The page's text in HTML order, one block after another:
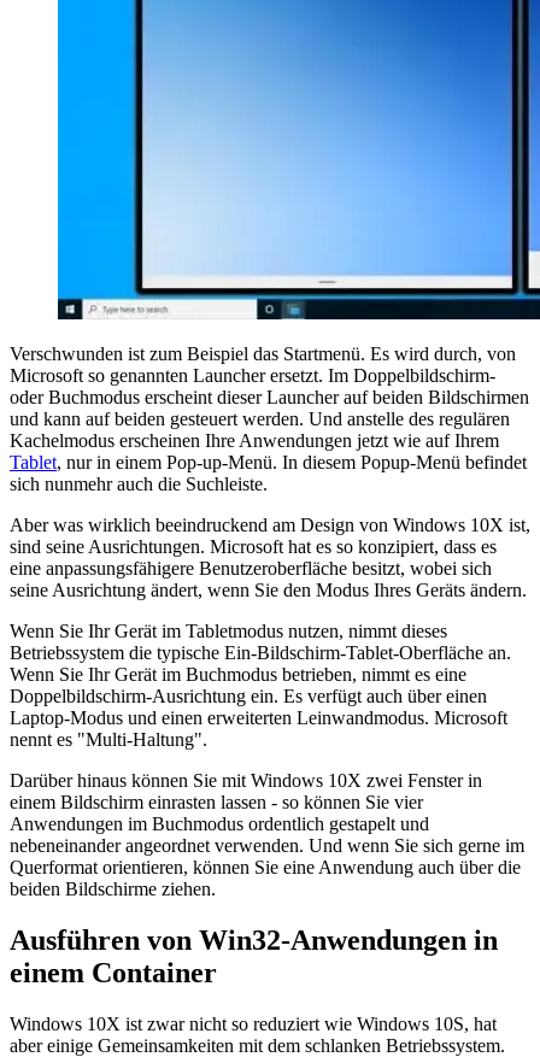
Verschwunden ist zum Beispiel das Startmenü. Es wird durch, von
Microsoft so genannten Launcher ersetzt. Im Doppelbildschirm-
oder Buchmodus erscheint dieser Launcher auf beiden Bildschirmen
und kann auf beiden gesteuert werden. Und anstelle des regulären
Kachelmodus erscheinen Ihre Anwendungen jetzt wie auf Ihrem
Tablet, nur in einem Pop-up-Menü. In diesem Popup-Menü befindet
sich nunmehr auch die Suchleiste.
Aber was wirklich beeindruckend am Design von Windows 10X ist,
sind seine Ausrichtungen. Microsoft hat es so konzipiert, dass es
eine anpassungsfähigere Benutzeroberfläche besitzt, wobei sich
seine Ausrichtung ändert, wenn Sie den Modus Ihres Geräts ändern.
Wenn Sie Ihr Gerät im Tabletmodus nutzen, nimmt dieses
Betriebssystem die typische Ein-Bildschirm-Tablet-Oberfläche an.
Wenn Sie Ihr Gerät im Buchmodus betrieben, nimmt es eine
Doppelbildschirm-Ausrichtung ein. Es verfügt auch über einen
Laptop-Modus und einen erweiterten Leinwandmodus. Microsoft
nennt es "Multi-Haltung".
Darüber hinaus können Sie mit Windows 10X zwei Fenster in
einem Bildschirm einrasten lassen - so können Sie vier
Anwendungen im Buchmodus ordentlich gestapelt und
nebeneinander angeordnet verwenden. Und wenn Sie sich gerne im
Querformat orientieren, können Sie eine Anwendung auch über die
beiden Bildschirme ziehen.
Ausführen von Win32-Anwendungen in
einem Container
Windows 10X ist zwar nicht so reduziert wie Windows 10S, hat
aber einige Gemeinsamkeiten mit dem schlanken Betriebssystem.